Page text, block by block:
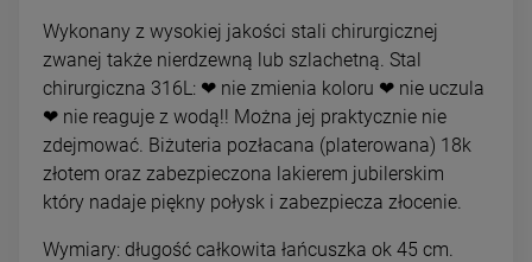
Wykonany z wysokiej jakości stali chirurgicznej
zwanej także nierdzewną lub szlachetną. Stal
chirurgiczna 316L: ❤ nie zmienia koloru ❤ nie uczula
❤ nie reaguje z wodą!! Można jej praktycznie nie
zdejmować. Biżuteria pozłacana (platerowana) 18k
złotem oraz zabezpieczona lakierem jubilerskim
który nadaje piękny połysk i zabezpiecza złocenie.
Wymiary: długość całkowita łańcuszka ok 45 cm.